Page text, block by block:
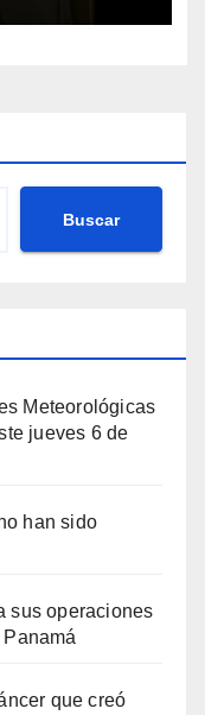
Buscar
Meteorológicas
jueves 6 de
han sido
sus operaciones
que creó